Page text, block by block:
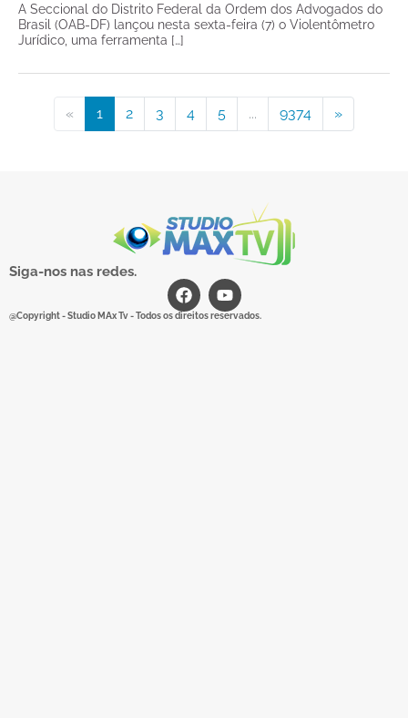
A Seccional do Distrito Federal da Ordem dos Advogados do
Brasil (OAB-DF) lançou nesta sexta-feira (7) o Violentômetro
Jurídico, uma ferramenta […]
« 1 2 3 4 5 ... 9374 »
Siga-nos nas redes.
@Copyright - Studio MAx Tv - Todos os direitos reservados.